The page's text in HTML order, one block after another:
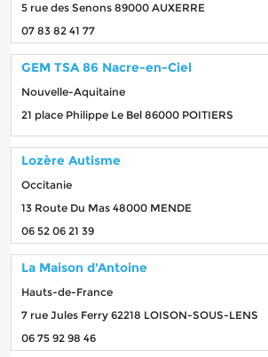
5 rue des Senons 89000 AUXERRE
07 83 82 41 77
GEM TSA 86 Nacre-en-Ciel
Nouvelle-Aquitaine
21 place Philippe Le Bel 86000 POITIERS
Lozère Autisme
Occitanie
13 Route Du Mas 48000 MENDE
06 52 06 21 39
La Maison d'Antoine
Hauts-de-France
7 rue Jules Ferry 62218 LOISON-SOUS-LENS
06 75 92 98 46